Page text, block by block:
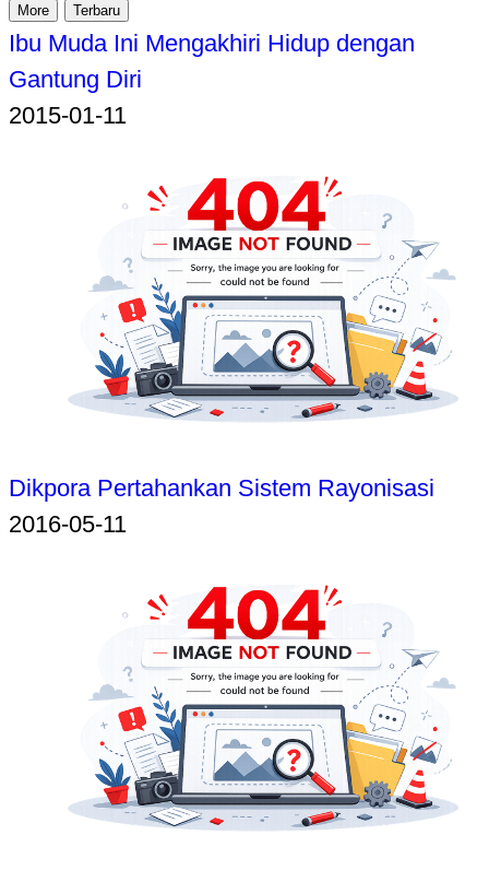
More Terbaru
Ibu Muda Ini Mengakhiri Hidup dengan
Gantung Diri
2015-01-11
Dikpora Pertahankan Sistem Rayonisasi
2016-05-11